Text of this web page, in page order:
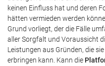
keinen Einfluss hat und deren
hätten vermieden werden
Grund vorliegt, der die Fälle
aller Sorgfalt und Voraussicht
Leistungen aus Gründen, die
erbringen kann. Kann die